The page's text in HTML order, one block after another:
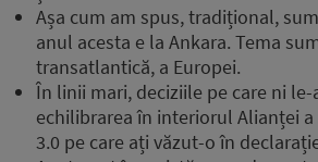
Așa cum am spus, tradițional,
anul acesta e la Ankara. Tema
transatlantică, a Europei.
În linii mari, deciziile pe care ni
echilibrarea în interiorul Alianței
3.0 pe care ați văzut-o în